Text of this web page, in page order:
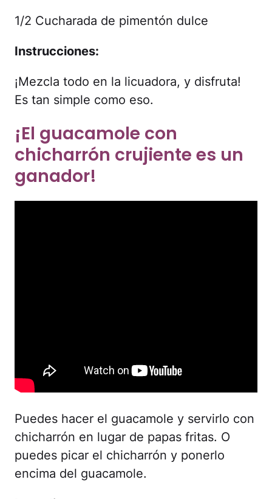
1/2 Cucharada de pimentón dulce
Instrucciones:
¡Mezcla todo en la licuadora, y disfruta!
Es tan simple como eso.
¡El guacamole con
chicharrón crujiente es un
ganador!
Puedes hacer el guacamole y servirlo con
chicharrón en lugar de papas fritas. O
puedes picar el chicharrón y ponerlo
encima del guacamole.